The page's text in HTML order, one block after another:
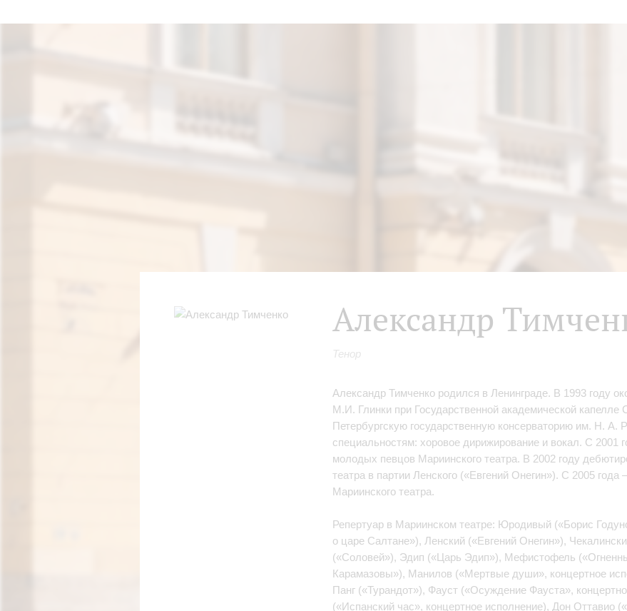
Александр
Тенор
Александр Тимченко родился в Ленинграде. В 1993 году
М.И. Глинки при Государственной академической капелле
Петербургскую государственную консерваторию им. Н. А.
специальностям: хоровое дирижирование и вокал. С 2001
молодых певцов Мариинского театра. В 2002 году
театра в партии Ленского («Евгений Онегин»). С 2005 года
Мариинского театра.
Репертуар в Мариинском театре: Юродивый («Борис
о царе Салтане»), Ленский («Евгений Онегин»),
(«Соловей»), Эдип («Царь Эдип»), Мефистофель
Карамазовы»), Манилов («Мертвые души», концертное
Панг («Турандот»), Фауст («Осуждение Фауста»,
(«Испанский час», концертное исполнение), Дон Оттавио